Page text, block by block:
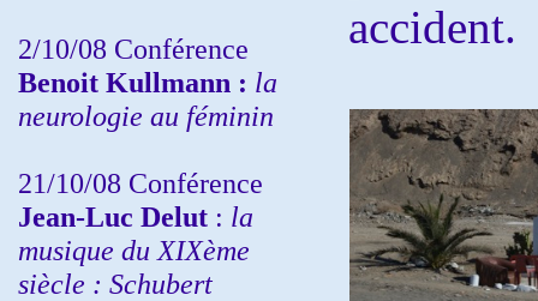
2/10/08 Conférence
Benoit Kullmann : la
neurologie au féminin
21/10/08 Conférence
Jean-Luc Delut : la
musique du XIXème
siècle : Schubert
accident.